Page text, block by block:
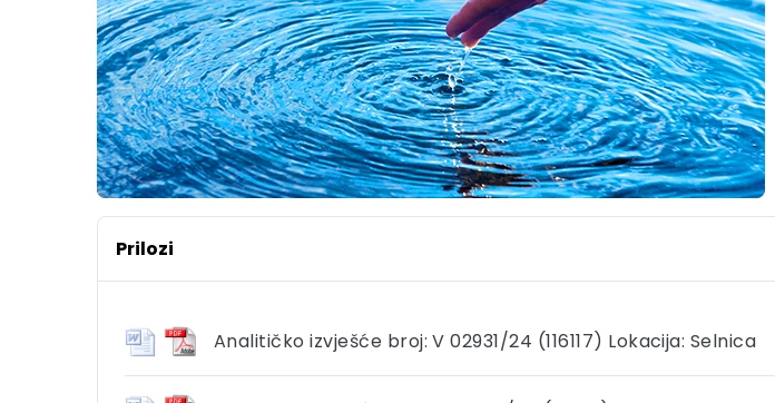
Prilozi
Analitičko izvješće broj: V 02931/24 (116117) Lokacija: Selnica